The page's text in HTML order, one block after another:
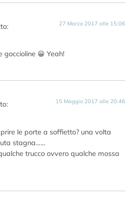
27 Marzo 2017 alle 15:06
goccioline 😀 Yeah!
15 Maggio 2017 alle 20:46
le porte a soffietto? una volta
stagna……
trucco ovvero qualche mossa